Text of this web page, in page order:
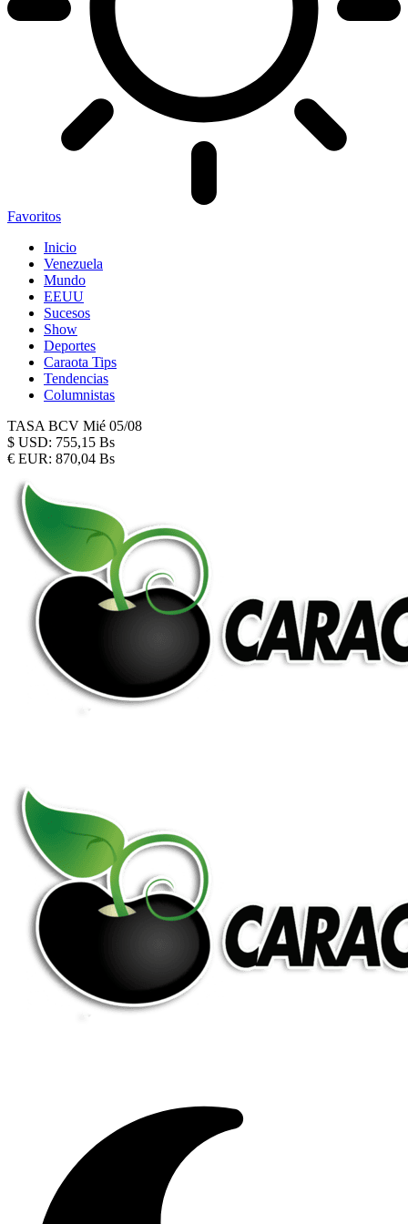
Favoritos
Inicio
Venezuela
Mundo
EEUU
Sucesos
Show
Deportes
Caraota Tips
Tendencias
Columnistas
TASA BCV Mié 05/08
$ USD: 755,15 Bs
€ EUR: 870,04 Bs